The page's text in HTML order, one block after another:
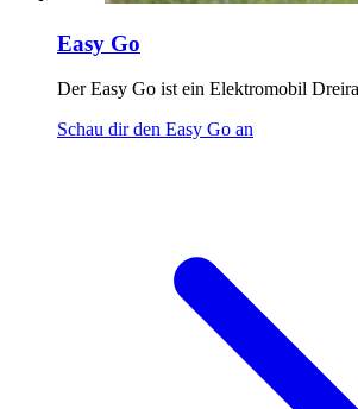
Easy Go
Der Easy Go ist ein Elektromobil
Schau dir den Easy Go an